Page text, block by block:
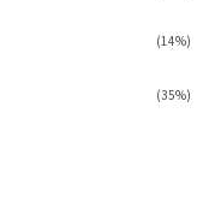
(14%)
(35%)